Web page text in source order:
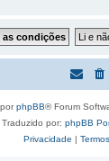
phpBB® Forum
Traduzido por: phpBB
Privacidade | Termos